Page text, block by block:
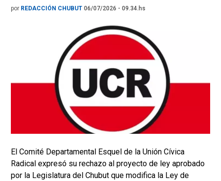
por REDACCIÓN CHUBUT 06/07/2026 - 09.34.hs
El Comité Departamental Esquel de la Unión Cívica
Radical expresó su rechazo al proyecto de ley aprobado
por la Legislatura del Chubut que modifica la Ley de